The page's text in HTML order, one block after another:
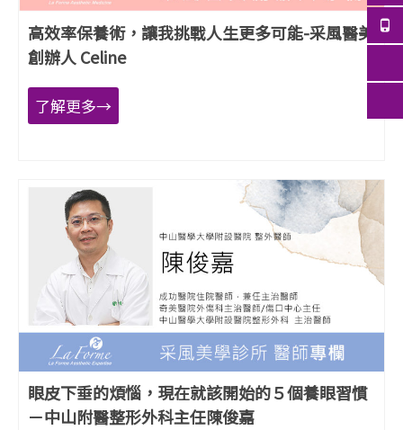
高效率保養術，讓我挑戰人生更多可能-采風醫美
創辦人 Celine
了解更多→
眼皮下垂的煩惱，現在就該開始的５個養眼習慣
－中山附醫整形外科主任陳俊嘉